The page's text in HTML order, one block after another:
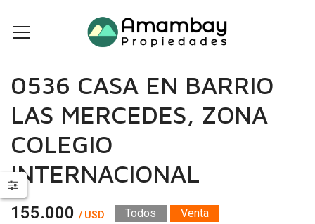
0536 CASA EN BARRIO
LAS MERCEDES, ZONA
COLEGIO
INTERNACIONAL
155.000 / USD Todos Venta